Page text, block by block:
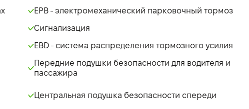
EPB - электромеханический парковочный тормоз
Сигнализация
EBD - система распределения тормозного усилия
Передние подушки безопасности для водителя и
пассажира
Центральная подушка безопасности спереди